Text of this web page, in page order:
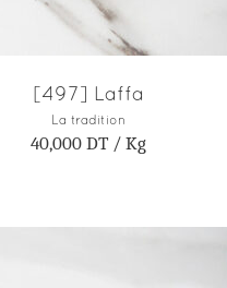
[497] Laffa
La tradition
40,000 DT / Kg